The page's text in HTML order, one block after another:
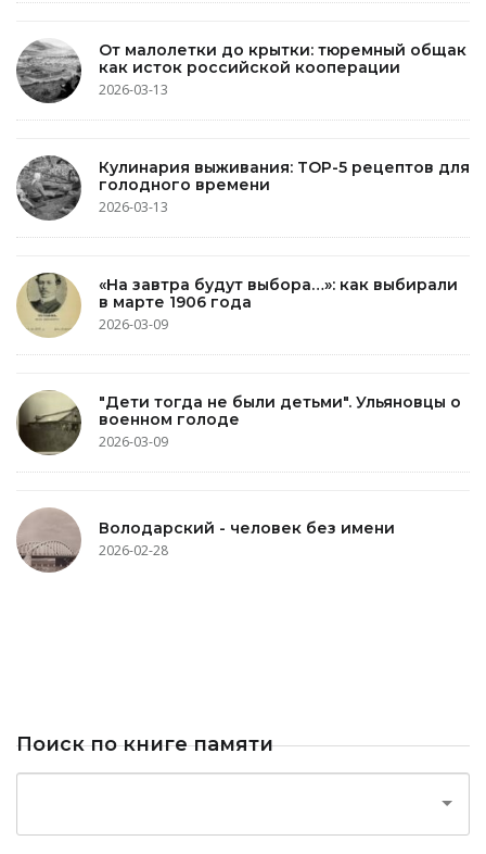
От малолетки до крытки: тюремный общак
как исток российской кооперации
2026-03-13
Кулинария выживания: TOP-5 рецептов для
голодного времени
2026-03-13
«На завтра будут выбора…»: как выбирали
в марте 1906 года
2026-03-09
"Дети тогда не были детьми". Ульяновцы о
военном голоде
2026-03-09
Володарский - человек без имени
2026-02-28
Поиск по книге памяти